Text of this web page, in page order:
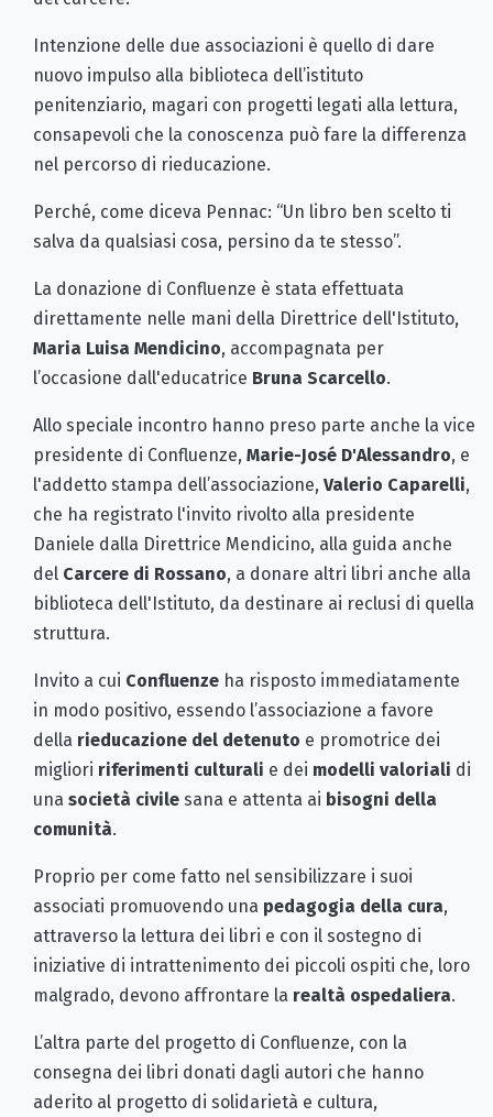
Intenzione delle due associazioni è quello di dare
nuovo impulso alla biblioteca dell’istituto
penitenziario, magari con progetti legati alla lettura,
consapevoli che la conoscenza può fare la differenza
nel percorso di rieducazione.
Perché, come diceva Pennac: “Un libro ben scelto ti
salva da qualsiasi cosa, persino da te stesso”.
La donazione di Confluenze è stata effettuata
direttamente nelle mani della Direttrice dell'Istituto,
Maria Luisa Mendicino, accompagnata per
l’occasione dall'educatrice Bruna Scarcello.
Allo speciale incontro hanno preso parte anche la vice
presidente di Confluenze, Marie-José D'Alessandro, e
l'addetto stampa dell’associazione, Valerio Caparelli,
che ha registrato l'invito rivolto alla presidente
Daniele dalla Direttrice Mendicino, alla guida anche
del Carcere di Rossano, a donare altri libri anche alla
biblioteca dell'Istituto, da destinare ai reclusi di quella
struttura.
Invito a cui Confluenze ha risposto immediatamente
in modo positivo, essendo l’associazione a favore
della rieducazione del detenuto e promotrice dei
migliori riferimenti culturali e dei modelli valoriali di
una società civile sana e attenta ai bisogni della
comunità.
Proprio per come fatto nel sensibilizzare i suoi
associati promuovendo una pedagogia della cura,
attraverso la lettura dei libri e con il sostegno di
iniziative di intrattenimento dei piccoli ospiti che, loro
malgrado, devono affrontare la realtà ospedaliera.
L’altra parte del progetto di Confluenze, con la
consegna dei libri donati dagli autori che hanno
aderito al progetto di solidarietà e cultura,